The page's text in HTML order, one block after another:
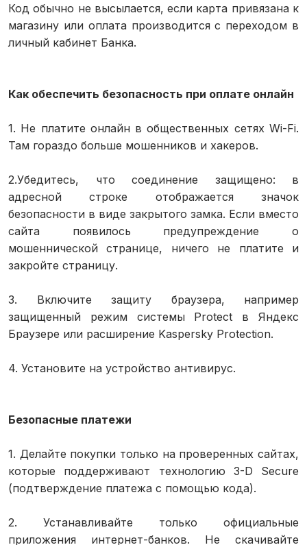
Код обычно не высылается, если карта привязана к
магазину или оплата производится с переходом в
личный кабинет Банка.
Как обеспечить безопасность при оплате онлайн
1. Не платите онлайн в общественных сетях Wi-Fi.
Там гораздо больше мошенников и хакеров.
2.Убедитесь, что соединение защищено: в
адресной строке отображается значок
безопасности в виде закрытого замка. Если вместо
сайта появилось предупреждение о
мошеннической странице, ничего не платите и
закройте страницу.
3. Включите защиту браузера, например
защищенный режим системы Protect в Яндекс
Браузере или расширение Kaspersky Protection.
4. Установите на устройство антивирус.
Безопасные платежи
1. Делайте покупки только на проверенных сайтах,
которые поддерживают технологию 3-D Secure
(подтверждение платежа с помощью кода).
2. Устанавливайте только официальные
приложения интернет-банков. Не скачивайте